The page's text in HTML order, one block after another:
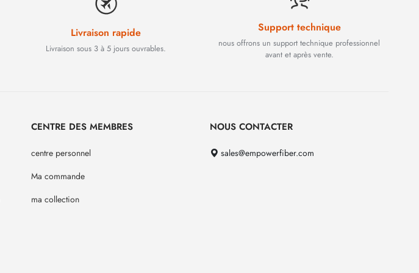
Livraison rapide
Livraison sous 3 à 5 jours ouvrables.
Support technique
nous offrons un support technique professionnel
avant et après vente.
CENTRE DES MEMBRES
centre personnel
Ma commande
ma collection
NOUS CONTACTER
sales@empowerfiber.com